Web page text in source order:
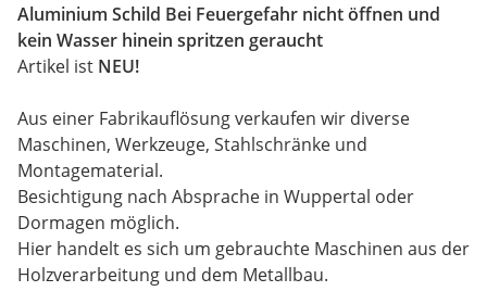
Aluminium Schild Bei Feuergefahr nicht öffnen und
kein Wasser hinein spritzen geraucht
Artikel ist NEU!
Aus einer Fabrikauflösung verkaufen wir diverse
Maschinen, Werkzeuge, Stahlschränke und
Montagematerial.
Besichtigung nach Absprache in Wuppertal oder
Dormagen möglich.
Hier handelt es sich um gebrauchte Maschinen aus der
Holzverarbeitung und dem Metallbau.